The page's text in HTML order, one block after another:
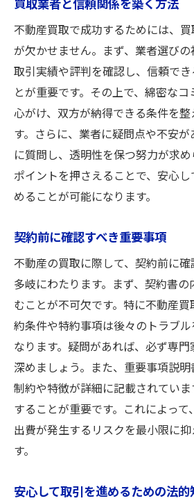
買取業者と信頼関係を築く方法
不動産買取で成功するためには、
が欠かせません。まず、業者選び
取引実績や評判を確認し、信頼で
とが重要です。その上で、綿密な
心がけ、双方が納得できる条件を
す。さらに、業者に疑問点や不安
に質問し、透明性を保つ努力が求
ポイントを押さえることで、安心
めることが可能になります。
契約前に確認すべき重要事項
不動産の買取に際して、契約前に
多岐にわたります。まず、契約書
むことが不可欠です。特に不動産
約条件や特約事項は後々のトラブ
なります。疑問があれば、必ず専
深めましょう。また、重要事項説
制約や特徴が詳細に記載されてい
することが重要です。これによっ
出費が発生するリスクを最小限に
す。
安心して取引を進めるための法的